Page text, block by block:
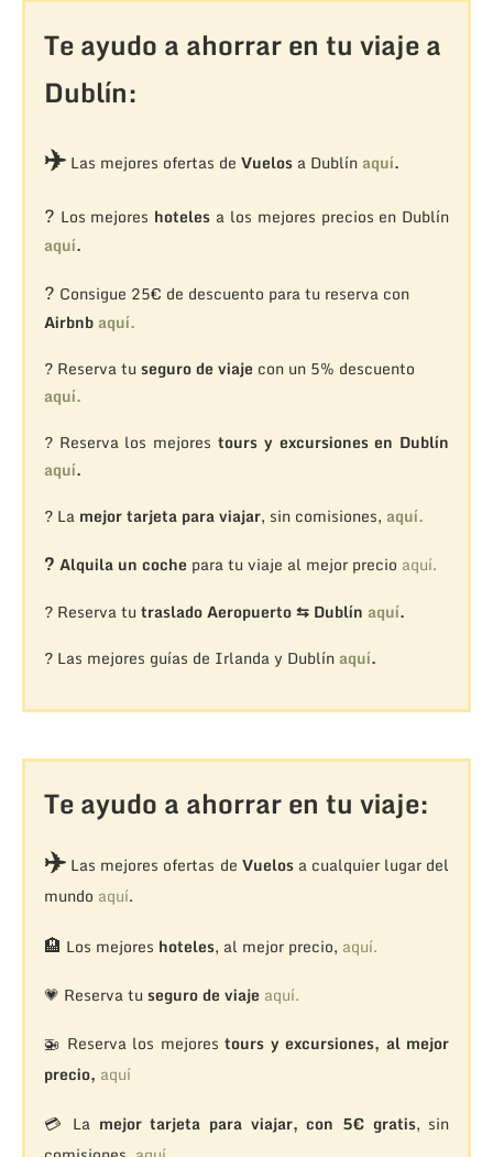
Te ayudo a ahorrar en tu viaje a
Dublín:
✈️Las mejores ofertas de Vuelosa Dublín aquí.
? Los mejores hoteles a los mejores precios en Dublín
aquí.
? Consigue 25€ de descuento para tu reserva con
Airbnb aquí.
? Reserva tu seguro de viaje con un 5% descuento
aquí.
? Reserva los mejores tours y excursiones en Dublín
aquí.
? La mejor tarjeta para viajar, sin comisiones, aquí.
? Alquila un coche para tu viaje al mejor precio aquí.
? Reserva tu traslado Aeropuerto ⇆ Dublín aquí.
? Las mejores guías de Irlanda y Dublín aquí.
Te ayudo a ahorrar en tu viaje:
✈️Las mejores ofertas de Vuelosa cualquier lugar del
mundo aquí.
🏨 Los mejores hoteles, al mejor precio, aquí.
💗 Reserva tu seguro de viaje aquí.
🚁 Reserva los mejorestours y excursiones, al mejor
precio, aquí
💳 La mejor tarjeta para viajar, con 5€ gratis, sin